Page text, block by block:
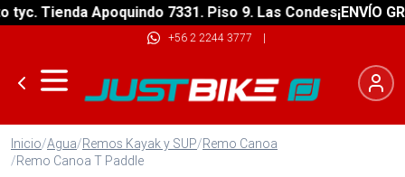
Tienda Apoquindo 7331. Piso 9. Las Condes¡ENVÍO
+56 2 2244 3777 |
Inicio/Agua/Remos Kayak y SUP/Remo Canoa
/Remo Canoa T Paddle